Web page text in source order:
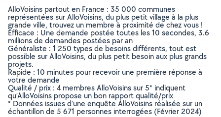
AlloVoisins partout en France : 35 000 communes
représentées sur AlloVoisins, du plus petit village à la plus
grande ville, trouvez un membre à proximité de chez vous !
Efficace : Une demande postée toutes les 10 secondes, 3.6
millions de demandes postées par an
Généraliste : 1 250 types de besoins différents, tout est
possible sur AlloVoisins, du plus petit besoin aux plus grands
projets.
Rapide : 10 minutes pour recevoir une première réponse à
votre demande
Qualité / prix : 4 membres AlloVoisins sur 5* indiquent
qu’AlloVoisins propose un bon rapport qualité/prix
* Données issues d’une enquête AlloVoisins réalisée sur un
échantillon de 5 671 personnes interrogées (Février 2024)